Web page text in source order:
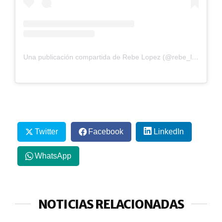
Una publicación compartida de Rebe Lopez (@rebe_lopez14)
Twitter Facebook LinkedIn
WhatsApp
NOTICIAS RELACIONADAS